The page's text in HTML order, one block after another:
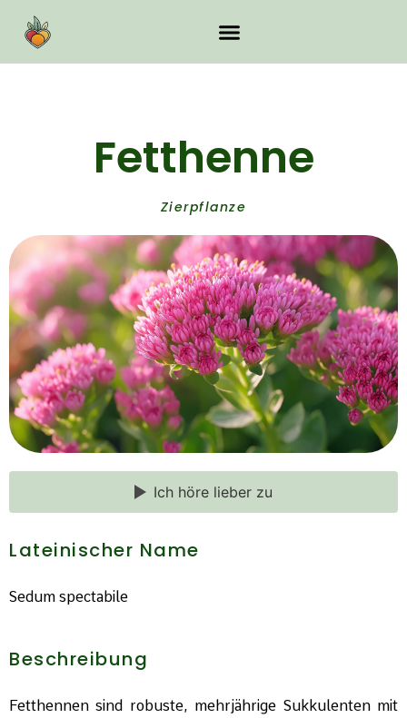
Fetthenne
Zierpflanze
Ich höre lieber zu
Lateinischer Name
Sedum spectabile
Beschreibung
Fetthennen sind robuste, mehrjährige Sukkulenten mit